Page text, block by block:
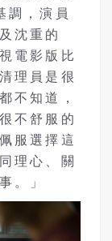
調，演員
沈重的
電影版比
理員是很
不知道，
不舒服的
服選擇這
理心、關
。」